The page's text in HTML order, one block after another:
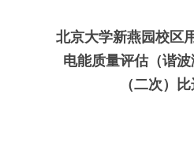
北京大学新燕园校区
电能质量评估（谐波
（二次）